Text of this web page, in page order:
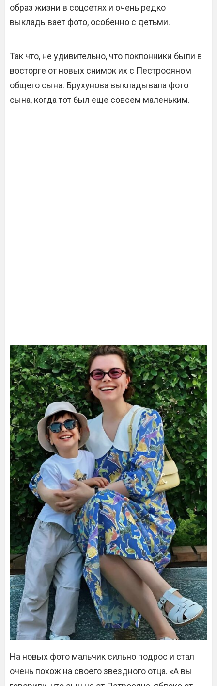
образ жизни в соцсетях и очень редко
выкладывает фото, особенно с детьми.
Так что, не удивительно, что поклонники были в
восторге от новых снимок их с Пестросяном
общего сына. Брухунова выкладывала фото
сына, когда тот был еще совсем маленьким.
На новых фото мальчик сильно подрос и стал
очень похож на своего звездного отца. «А вы